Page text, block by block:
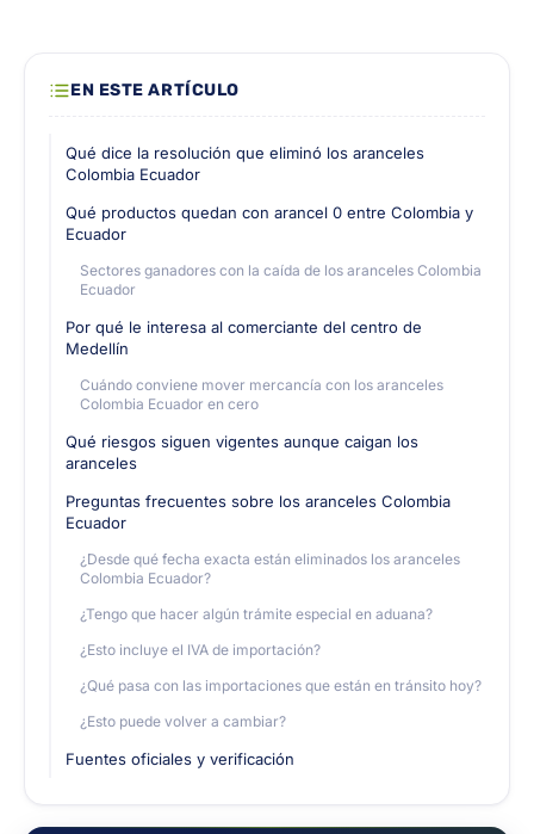
EN ESTE ARTÍCULO
Qué dice la resolución que eliminó los aranceles
Colombia Ecuador
Qué productos quedan con arancel 0 entre Colombia y
Ecuador
Sectores ganadores con la caída de los aranceles Colombia
Ecuador
Por qué le interesa al comerciante del centro de
Medellín
Cuándo conviene mover mercancía con los aranceles
Colombia Ecuador en cero
Qué riesgos siguen vigentes aunque caigan los
aranceles
Preguntas frecuentes sobre los aranceles Colombia
Ecuador
¿Desde qué fecha exacta están eliminados los aranceles
Colombia Ecuador?
¿Tengo que hacer algún trámite especial en aduana?
¿Esto incluye el IVA de importación?
¿Qué pasa con las importaciones que están en tránsito hoy?
¿Esto puede volver a cambiar?
Fuentes oficiales y verificación